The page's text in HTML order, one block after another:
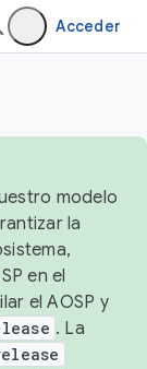
Acceder
modelo
la
en el
el AOSP y
. La